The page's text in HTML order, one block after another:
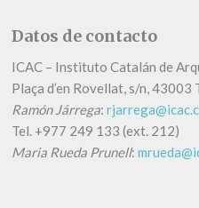
Datos de contacto
ICAC – Instituto Catalán de
Plaça d’en Rovellat, s/n, 43003
Ramón Járrega:
Tel. +977 249 133 (ext. 212)
Maria Rueda Prunell: